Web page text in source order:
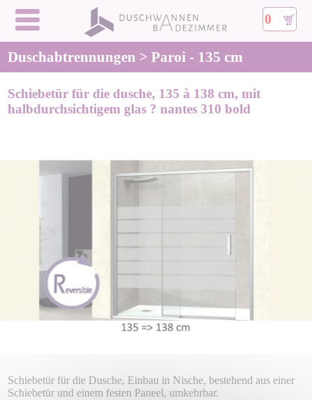
0
Duschabtrennungen > Paroi - 135 cm
Schiebetür für die dusche, 135 à 138 cm, mit
halbdurchsichtigem glas ? nantes 310 bold
Schiebetür für die Dusche, Einbau in Nische, bestehend aus einer
Schiebetür und einem festen Paneel, umkehrbar.